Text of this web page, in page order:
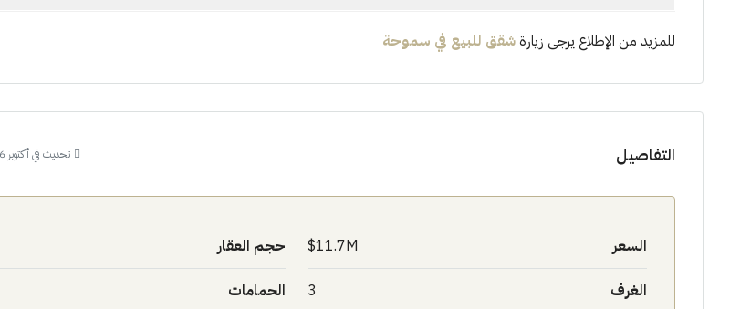
للمزيد من الإطلاع يرجى زيارةشقق للبيع في سموحة
التفاصيل تحديث في أكتوبر 16, 2025 في 4:01 م
السعر 11.7M$ حجم العقار
الغرف 3 الحمامات